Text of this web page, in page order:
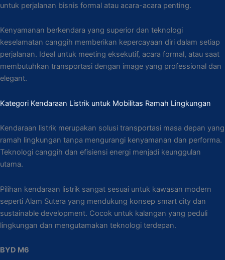
untuk perjalanan bisnis formal atau acara-acara penting.
Kenyamanan berkendara yang superior dan teknologi
keselamatan canggih memberikan kepercayaan diri dalam setiap
perjalanan. Ideal untuk meeting eksekutif, acara formal, atau saat
membutuhkan transportasi dengan image yang professional dan
elegant.
Kategori Kendaraan Listrik untuk Mobilitas Ramah Lingkungan
Kendaraan listrik merupakan solusi transportasi masa depan yang
ramah lingkungan tanpa mengurangi kenyamanan dan performa.
Teknologi canggih dan efisiensi energi menjadi keunggulan
utama.
Pilihan kendaraan listrik sangat sesuai untuk kawasan modern
seperti Alam Sutera yang mendukung konsep smart city dan
sustainable development. Cocok untuk kalangan yang peduli
lingkungan dan mengutamakan teknologi terdepan.
BYD M6